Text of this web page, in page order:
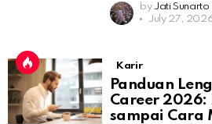
by Jati Sunarto
July 27,
Karir
Panduan
Career 2026:
sampai Cara